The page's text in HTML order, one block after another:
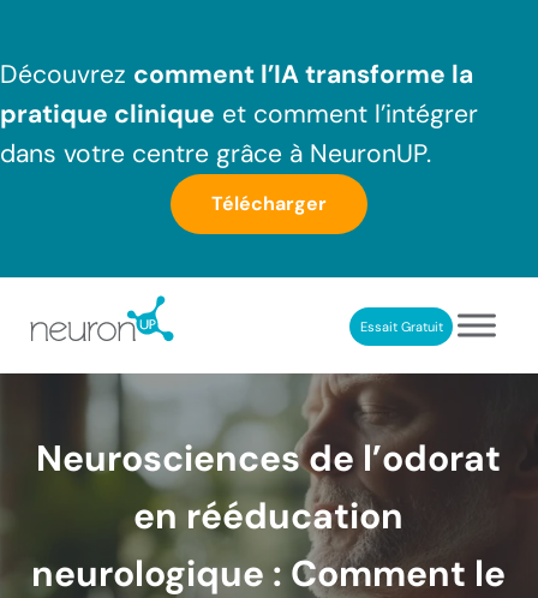
Découvrez comment l’IA transforme la
pratique clinique et comment l’intégrer
dans votre centre grâce à NeuronUP.
Télécharger
Essait Gratuit
Neurosciences de l’odorat
en rééducation
neurologique : Comment le